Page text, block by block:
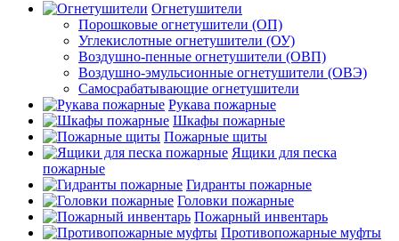
Огнетушители
Порошковые огнетушители (ОП)
Углекислотные огнетушители (ОУ)
Воздушно-пенные огнетушители (ОВП)
Воздушно-эмульсионные огнетушители (ОВЭ)
Самосрабатывающие огнетушители
Рукава пожарные
Шкафы пожарные
Пожарные щиты
Ящики для песка
пожарные
Гидранты пожарные
Головки пожарные
Пожарный инвентарь
Противопожарные муфты